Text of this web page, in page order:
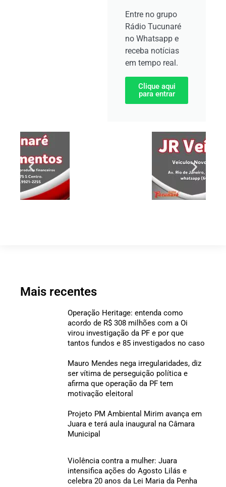
Entre no grupo
Rádio Tucunaré
no Whatsapp e
receba notícias
em tempo real.
Clique aqui
para entrar
Mais recentes
Operação Heritage: entenda como
acordo de R$ 308 milhões com a Oi
virou investigação da PF e por que
tantos fundos e 85 investigados no caso
Mauro Mendes nega irregularidades, diz
ser vítima de perseguição política e
afirma que operação da PF tem
motivação eleitoral
Projeto PM Ambiental Mirim avança em
Juara e terá aula inaugural na Câmara
Municipal
Violência contra a mulher: Juara
intensifica ações do Agosto Lilás e
celebra 20 anos da Lei Maria da Penha